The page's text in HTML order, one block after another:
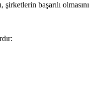
başarılı olmasını